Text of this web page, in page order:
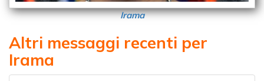
Irama
Altri messaggi recenti per
Irama